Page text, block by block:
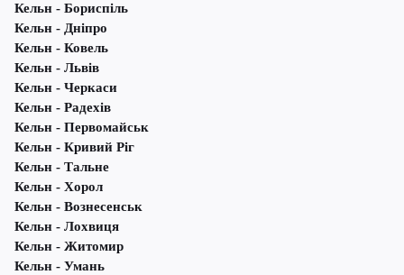
Кельн - Бориспіль
Кельн - Дніпро
Кельн - Ковель
Кельн - Львів
Кельн - Черкаси
Кельн - Радехів
Кельн - Первомайськ
Кельн - Кривий Ріг
Кельн - Тальне
Кельн - Хорол
Кельн - Вознесенськ
Кельн - Лохвиця
Кельн - Житомир
Кельн - Умань